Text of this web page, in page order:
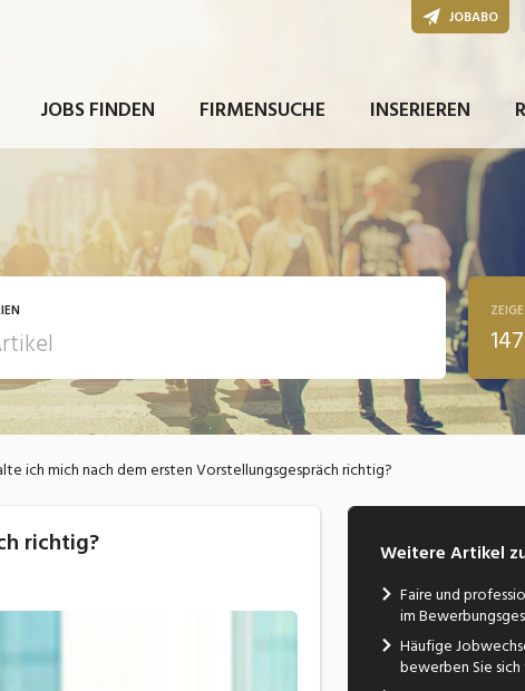
JOBS FINDEN FIRMENSUCHE INSERIEREN
JOBABO
Ausbildung / Weiterbildung
ich mich nach dem ersten Vorstellungsgespräch richtig?
richtig? Weitere Artikel
Faire und
im
Häufige
bewerben Sie